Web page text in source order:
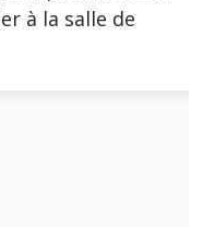
à la salle de